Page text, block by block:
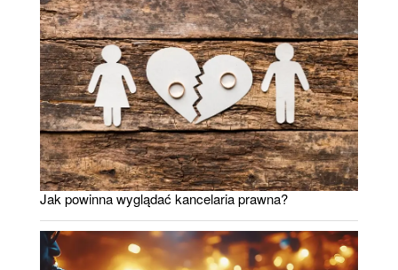
Jak powinna wyglądać kancelaria prawna?